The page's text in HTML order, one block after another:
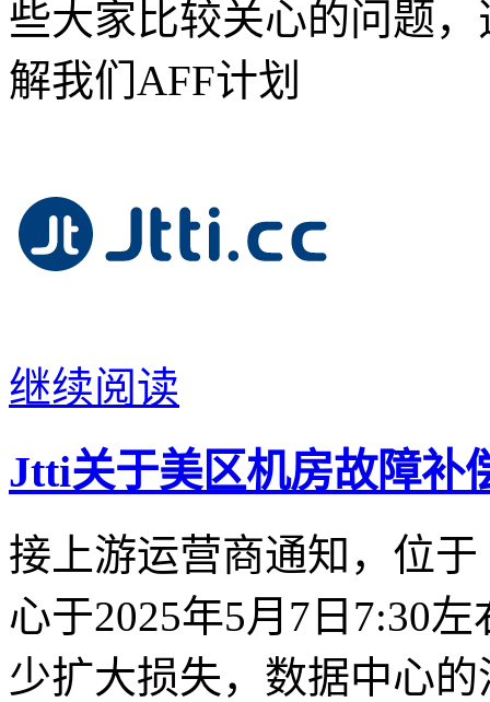
些大家比较关心的问题
解我们AFF计划
继续阅读
Jtti关于美区机房故障补
接上游运营商通知，位于
心于2025年5月7日7:30
少扩大损失，数据中心